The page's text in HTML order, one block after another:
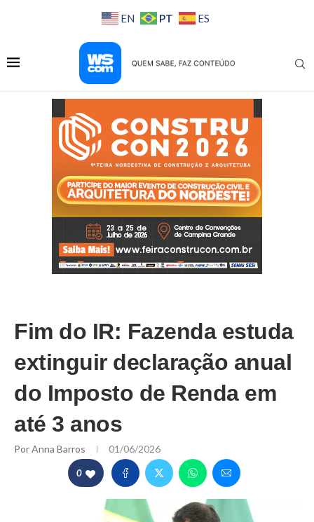
EN PT ES
Fim do IR: Fazenda estuda
extinguir declaração anual
do Imposto de Renda em
até 3 anos
PorAnna Barros 01/06/2026
0